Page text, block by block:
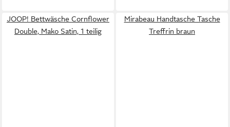
JOOP! Bettwäsche Cornflower
Double, Mako Satin, 1 teilig
Mirabeau Handtasche Tasche
Treffrin braun